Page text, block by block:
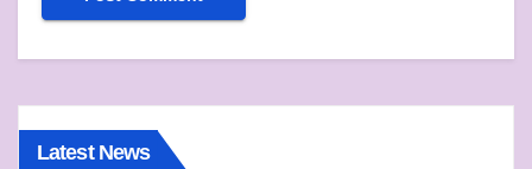
Latest News